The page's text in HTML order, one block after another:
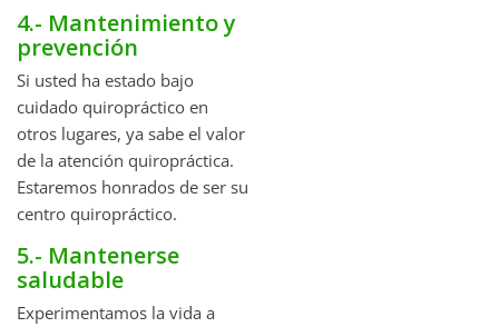
4.- Mantenimiento y
prevención
Si usted ha estado bajo
cuidado quiropráctico en
otros lugares, ya sabe el valor
de la atención quiropráctica.
Estaremos honrados de ser su
centro quiropráctico.
5.- Mantenerse
saludable
Experimentamos la vida a